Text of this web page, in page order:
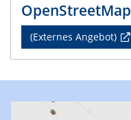
OpenStreetMap
(Externes Angebot)